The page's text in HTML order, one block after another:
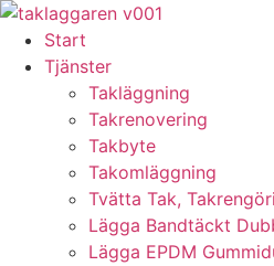
Skip
content
Start
Tjänster
Takläggning
Takrenovering
Takbyte
Takomläggning
Tvätta Tak,
Lägga Bandtäckt
Lägga EPDM